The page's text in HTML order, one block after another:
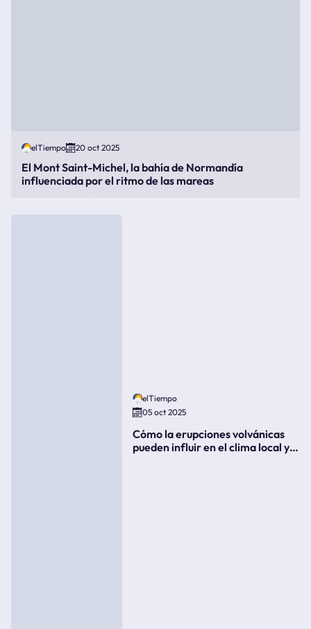
elTiempo 20 oct 2025
El Mont Saint-Michel, la bahía de Normandía
influenciada por el ritmo de las mareas
elTiempo
05 oct 2025
Cómo la erupciones volvánicas
pueden influir en el clima local y